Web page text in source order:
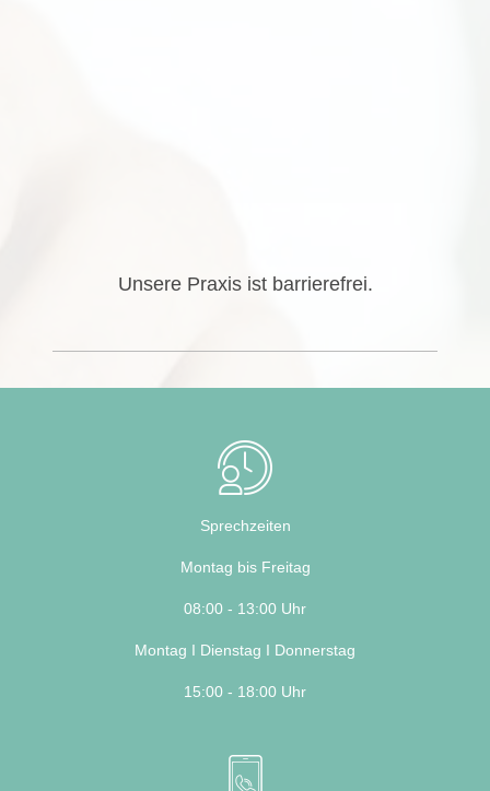
Unsere Praxis ist barrierefrei.
Sprechzeiten
Montag bis Freitag
08:00 - 13:00 Uhr
Montag I Dienstag I Donnerstag
15:00 - 18:00 Uhr